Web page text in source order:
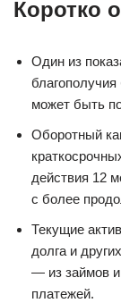
Коротко
Один из
может быть
Оборотный
действия 12
с более
Текущие
долга и
— из займов и
платежей.